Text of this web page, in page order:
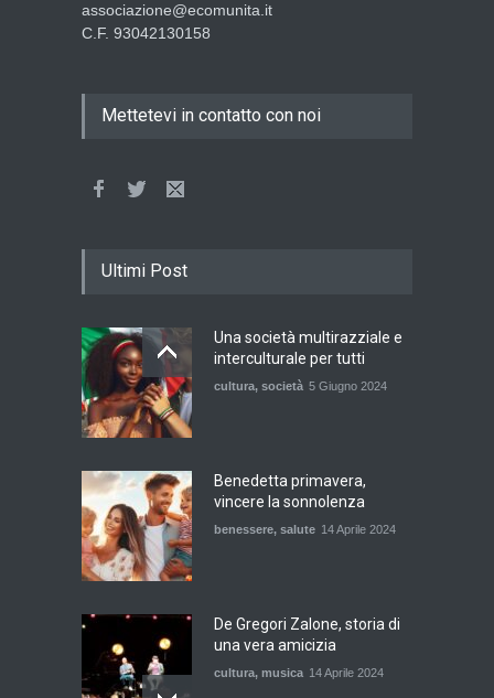
associazione@ecomunita.it
C.F. 93042130158
Mettetevi in contatto con noi
Ultimi Post
Una società multirazziale e
interculturale per tutti
cultura, società 5 Giugno 2024
Benedetta primavera,
vincere la sonnolenza
benessere, salute 14 Aprile 2024
De Gregori Zalone, storia di
una vera amicizia
cultura, musica 14 Aprile 2024